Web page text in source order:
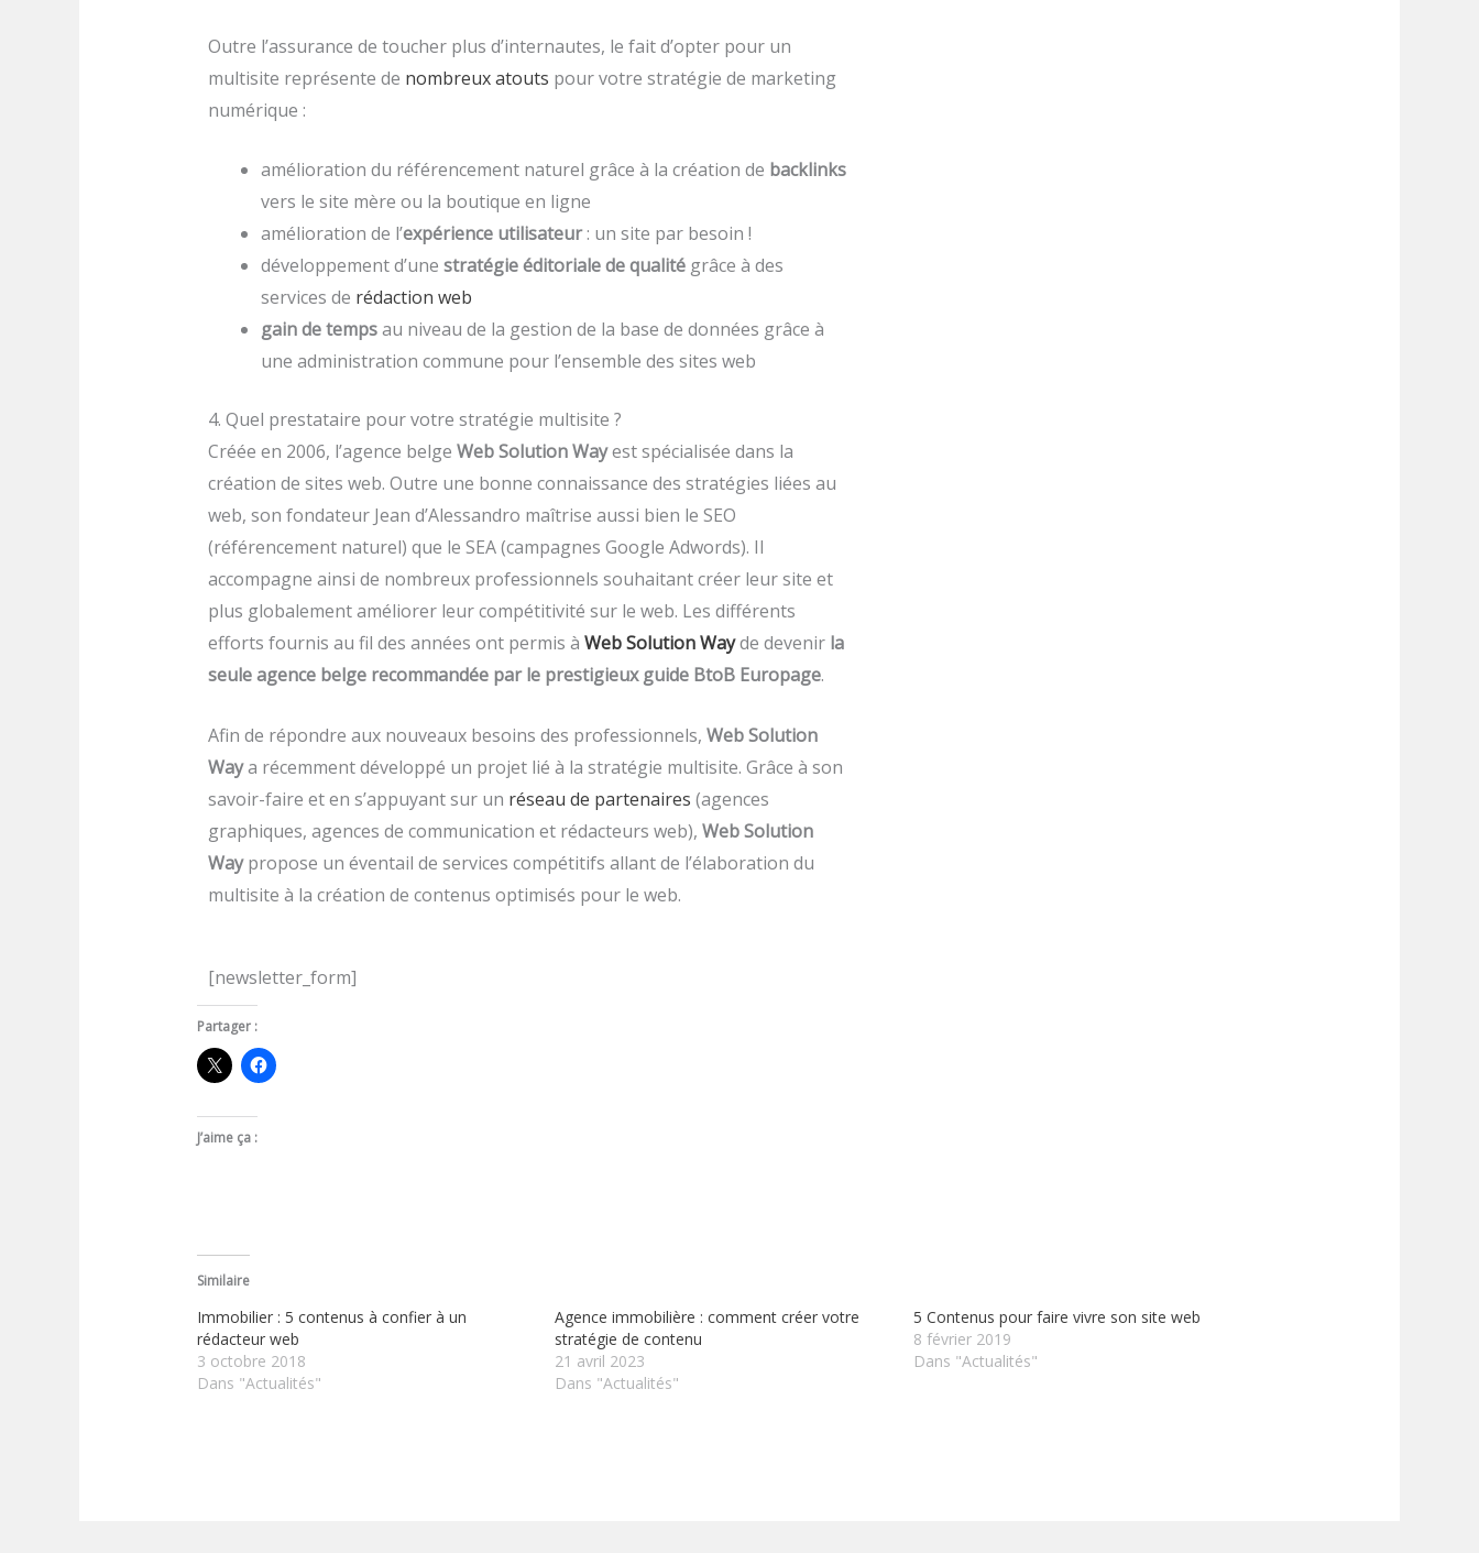
Outre l’assurance de toucher plus d’internautes, le fait d’opter pour un
multisite représente de nombreux atouts pour votre stratégie de marketing
numérique :
amélioration du référencement naturel grâce à la création de backlinks
vers le site mère ou la boutique en ligne
amélioration de l’expérience utilisateur: un site par besoin !
développement d’une stratégie éditoriale de qualitégrâce à des
services de rédaction web
gain de tempsau niveau de la gestion de la base de données grâce à
une administration commune pour l’ensemble des sites web
4. Quel prestataire pour votre stratégie multisite ?
Créée en 2006, l’agence belge Web Solution Wayest spécialisée dans la
création de sites web. Outre une bonne connaissance des stratégies liées au
web, son fondateur Jean d’Alessandro maîtrise aussi bien le SEO
(référencement naturel) que le SEA (campagnes Google Adwords). Il
accompagne ainsi de nombreux professionnels souhaitant créer leur site et
plus globalement améliorer leur compétitivité sur le web. Les différents
efforts fournis au fil des années ont permis à Web Solution Wayde devenir la
seule agence belge recommandée par le prestigieux guide BtoB Europage.
Afin de répondre aux nouveaux besoins des professionnels, Web Solution
Waya récemment développé un projet lié à la stratégie multisite. Grâce à son
savoir-faire et en s’appuyant sur un réseau de partenaires (agences
graphiques, agences de communication et rédacteurs web), Web Solution
Waypropose un éventail de services compétitifs allant de l’élaboration du
multisite à la création de contenus optimisés pour le web.
[newsletter_form]
Partager :
J’aime ça :
Similaire
Immobilier : 5 contenus à confier à un
rédacteur web
3 octobre 2018
Dans "Actualités"
Agence immobilière : comment créer votre
stratégie de contenu
21 avril 2023
Dans "Actualités"
5 Contenus pour faire vivre son site web
8 février 2019
Dans "Actualités"